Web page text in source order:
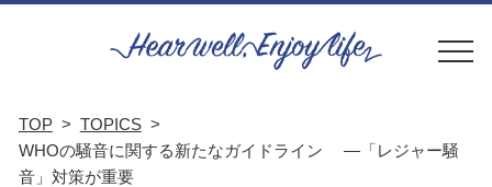
TOP
TOPICS
WHOの騒音に関する新たなガイドライン ―「レジャー騒
音」対策が重要